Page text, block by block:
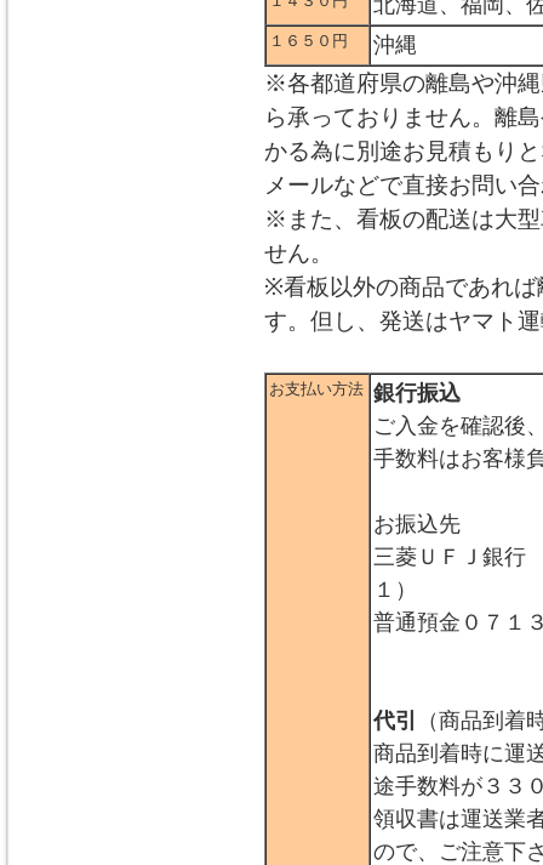
北海道、福岡、
１６５０円 沖縄
※各都道府県の離島や沖
ら承っておりません。離
かる為に別途お見積もり
メールなどで直接お問い
※また、看板の配送は大
せん。
※看板以外の商品であれ
す。但し、発送はヤマト
お支払い方法 銀行振込
ご入金を確認後
手数料はお客様
お振込先
三菱ＵＦＪ銀行
１）
普通預金０７１
代引
（商品到着
商品到着時に運
途手数料が３３
領収書は運送業
ので、ご注意下